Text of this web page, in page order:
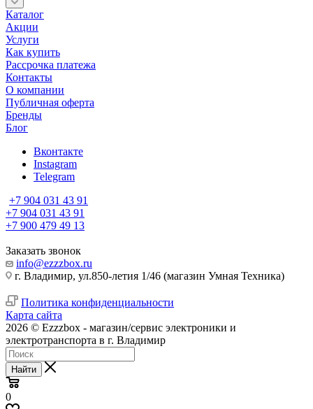
Каталог
Акции
Услуги
Как купить
Рассрочка платежа
Контакты
О компании
Публичная оферта
Бренды
Блог
Вконтакте
Instagram
Telegram
+7 904 031 43 91
+7 904 031 43 91
+7 900 479 49 13
Заказать звонок
info@ezzzbox.ru
г. Владимир, ул.850-летия 1/46 (магазин Умная Техника)
Политика конфиденциальности
Карта сайта
2026 © Ezzzbox - магазин/сервис электроники и
электротранспорта в г. Владимир
Найти
0